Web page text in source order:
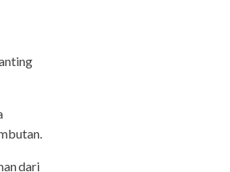
dari